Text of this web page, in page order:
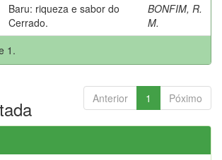
Baru: riqueza e sabor do
Cerrado.
BONFIM, R.
M.
1.
Anterior 1 Póximo